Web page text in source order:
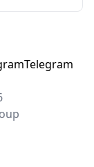
Telegram